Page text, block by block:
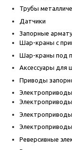
Трубы
Датчики
Запорные
Шар-краны с
Шар-краны под
Аксессуары для
Приводы
Электроприводы
Реверсивные